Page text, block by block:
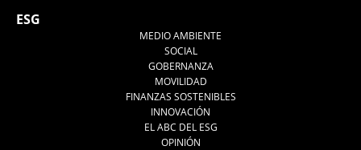
ESG
MEDIO AMBIENTE
SOCIAL
GOBERNANZA
MOVILIDAD
FINANZAS SOSTENIBLES
INNOVACIÓN
EL ABC DEL ESG
OPINIÓN